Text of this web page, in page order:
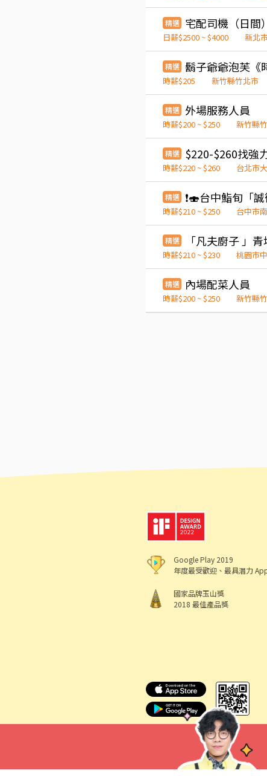
精選 宅配司機（日間）
日薪$2500 ~ $4000 新北
精選
時薪$205 新竹縣竹北市
精選 外場服務人員
時薪$200 ~ $250 新竹縣
精選 $220-$260找強
時薪$220 ~ $260 台北市
精選
時薪$210 ~ $250 台中市
精選
時薪$210 ~ $230 桃園市
精選 內場配菜人員
時薪$200 ~ $250 新竹縣
Google Play 2019
年度最受歡迎、最具潛力
國家品牌玉山獎
2018 最佳產品獎
518 熊班
機構地址: 新北市三重區重新